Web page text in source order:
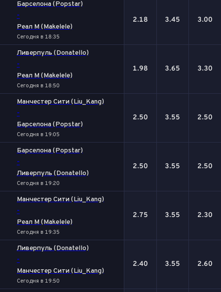
Барселона (Popstar)
-
Реал М (Makelele)
Сегодня в 18:35
2.18 3.45 3.00
Ливерпуль (Donatello)
-
Реал М (Makelele)
Сегодня в 18:50
1.98 3.65 3.30
Манчестер Сити (Liu_Kang)
-
Барселона (Popstar)
Сегодня в 19:05
2.50 3.55 2.50
Барселона (Popstar)
-
Ливерпуль (Donatello)
Сегодня в 19:20
2.50 3.55 2.50
Манчестер Сити (Liu_Kang)
-
Реал М (Makelele)
Сегодня в 19:35
2.75 3.55 2.30
Ливерпуль (Donatello)
-
Манчестер Сити (Liu_Kang)
Сегодня в 19:50
2.40 3.55 2.60